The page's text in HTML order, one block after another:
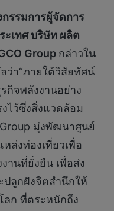
กรรมการผู้จัดการ
เทศ บริษัท ผลิต
Group กล่าวใน
ว่า“ภายใต้วิสัยทัศน์
กิจพลังงานอย่าง
ไว้ซึ่งสิ่งแวดล้อม
มุ่งพัฒนาศูนย์
ล่งท่องเที่ยวเพื่อ
านที่ยั่งยืน เพื่อส่ง
ปลูกฝังจิตสำนึกให้
ลก ที่ตระหนักถึง